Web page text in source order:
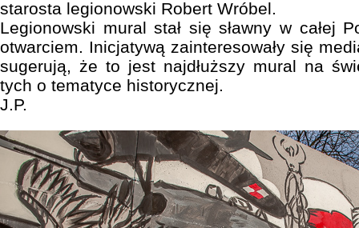
starosta legionowski Robert Wróbel.
Legionowski mural stał się sławny w całej
otwarciem. Inicjatywą zainteresowały się
sugerują, że to jest najdłuższy mural na
tych o tematyce historycznej.
J.P.